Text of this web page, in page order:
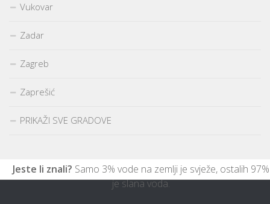
Vukovar
Zadar
Zagreb
Zaprešić
PRIKAŽI SVE GRADOVE
Jeste li znali? Samo 3% vode na zemlji je svježe, ostalih 97%
je slana voda.